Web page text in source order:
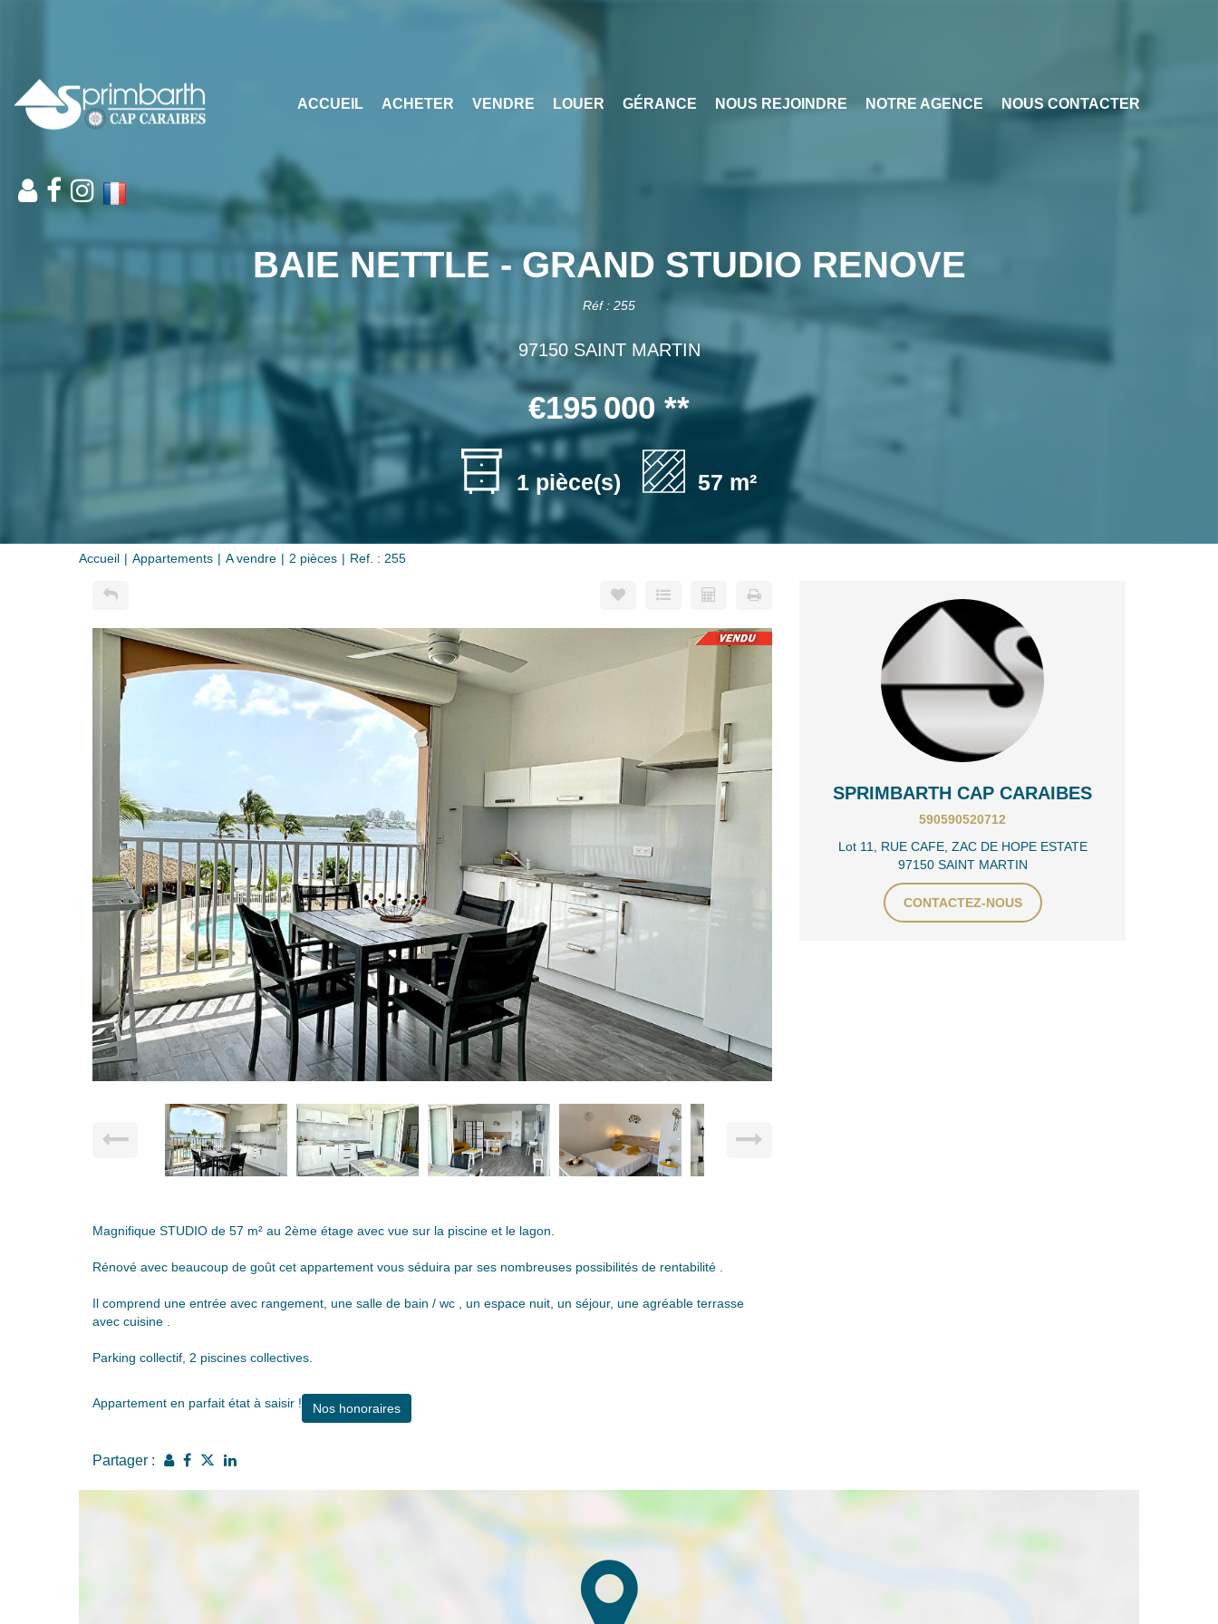
ACCUEIL ACHETER VENDRE LOUER GÉRANCE NOUS REJOINDRE NOTRE AGENCE NOUS CONTACTER
BAIE NETTLE - GRAND STUDIO RENOVE
Réf : 255
97150 SAINT MARTIN
€195 000**
1 pièce(s) 57 m²
Accueil Appartements A vendre 2 pièces Ref. : 255
Magnifique STUDIO de 57 m² au 2ème étage avec vue sur la piscine et le lagon.
Rénové avec beaucoup de goût cet appartement vous séduira par ses nombreuses possibilités de rentabilité .
Il comprend une entrée avec rangement, une salle de bain / wc , un espace nuit, un séjour, une agréable terrasse
avec cuisine .
Parking collectif, 2 piscines collectives.
Appartement en parfait état à saisir ! Nos honoraires
Partager :
SPRIMBARTH CAP CARAIBES
590590520712
Lot 11, RUE CAFE, ZAC DE HOPE ESTATE
97150 SAINT MARTIN
CONTACTEZ-NOUS